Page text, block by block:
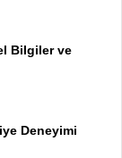
Bilgiler ve
Deneyimi